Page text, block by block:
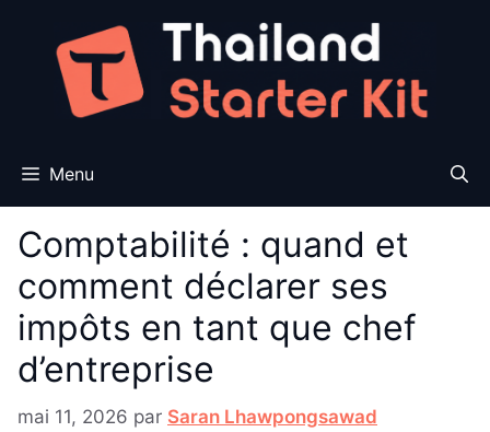
contenu
Menu
Comptabilité : quand et
comment déclarer ses
impôts en tant que chef
d’entreprise
mai 11, 2026 par Saran Lhawpongsawad